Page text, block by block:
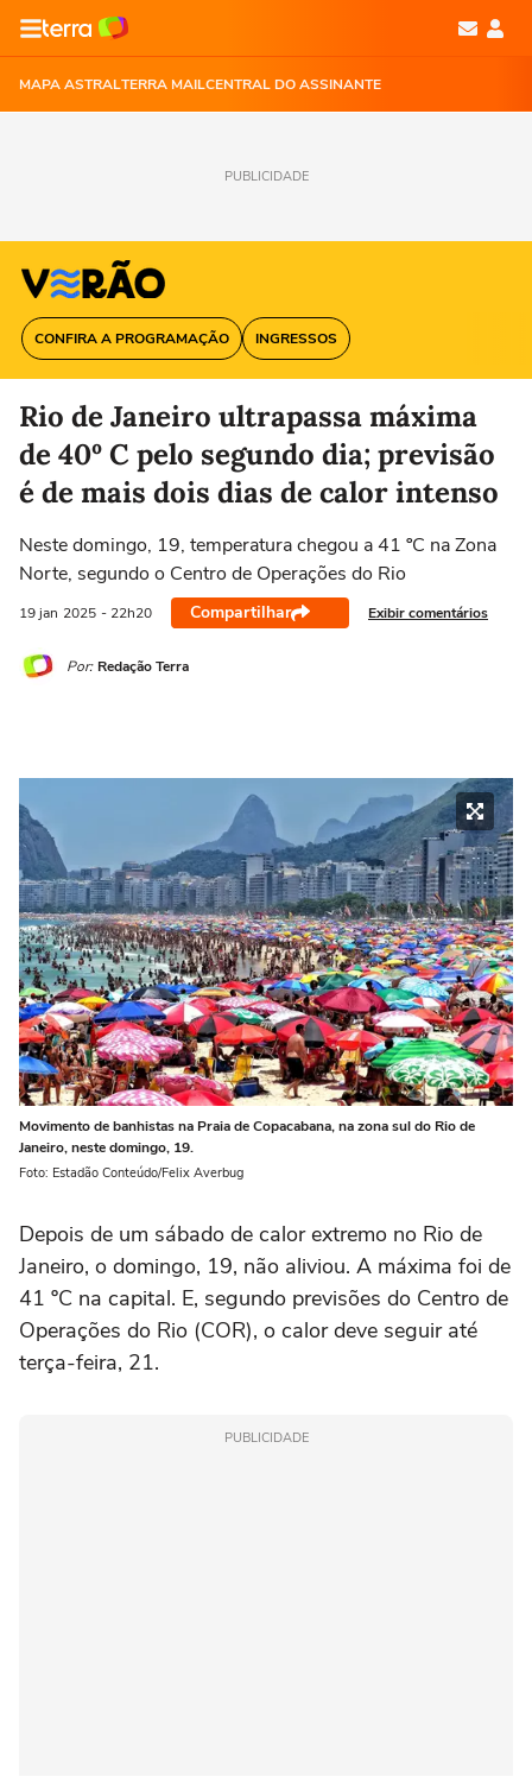
MAPA ASTRALTERRA MAILCENTRAL DO ASSINANTE
PUBLICIDADE
CONFIRA A PROGRAMAÇÃO INGRESSOS
Rio de Janeiro ultrapassa máxima
de 40º C pelo segundo dia; previsão
é de mais dois dias de calor intenso
Neste domingo, 19, temperatura chegou a 41 ºC na Zona
Norte, segundo o Centro de Operações do Rio
19 jan 2025 - 22h20 Compartilhar Exibir comentários
Por: Redação Terra
Movimento de banhistas na Praia de Copacabana, na zona sul do Rio de
Janeiro, neste domingo, 19.
Foto: Estadão Conteúdo/Felix Averbug
Depois de um sábado de calor extremo no Rio de
Janeiro, o domingo, 19, não aliviou. A máxima foi de
41 ºC na capital. E, segundo previsões do Centro de
Operações do Rio (COR), o calor deve seguir até
terça-feira, 21.
PUBLICIDADE